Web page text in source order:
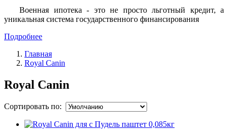
Военная ипотека - это не просто льготный кредит, а
уникальная система государственного финансирования
Подробнее
Главная
Royal Canin
Royal Canin
Сортировать по: